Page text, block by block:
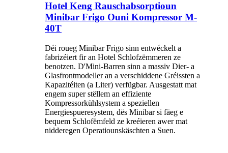
Hotel Keng Rauschabsorptioun
Minibar Frigo Ouni Kompressor M-
40T
Déi roueg Minibar Frigo sinn entwéckelt a
fabrizéiert fir an Hotel Schlofzëmmeren ze
benotzen. D'Mini-Barren sinn a massiv Dier- a
Glasfrontmodeller an a verschiddene Gréissten a
Kapazitéiten (a Liter) verfügbar. Ausgestatt mat
engem super stëllem an effiziente
Kompressorkühlsystem a speziellen
Energiespueresystem, dës Minibar si fäeg e
bequem Schlofëmfeld ze kreéieren awer mat
nidderegen Operatiounskäschten a Suen.